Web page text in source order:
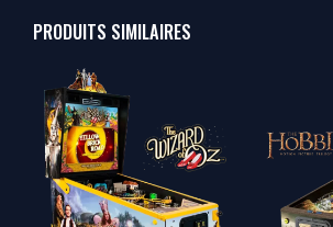
PRODUITS SIMILAIRES